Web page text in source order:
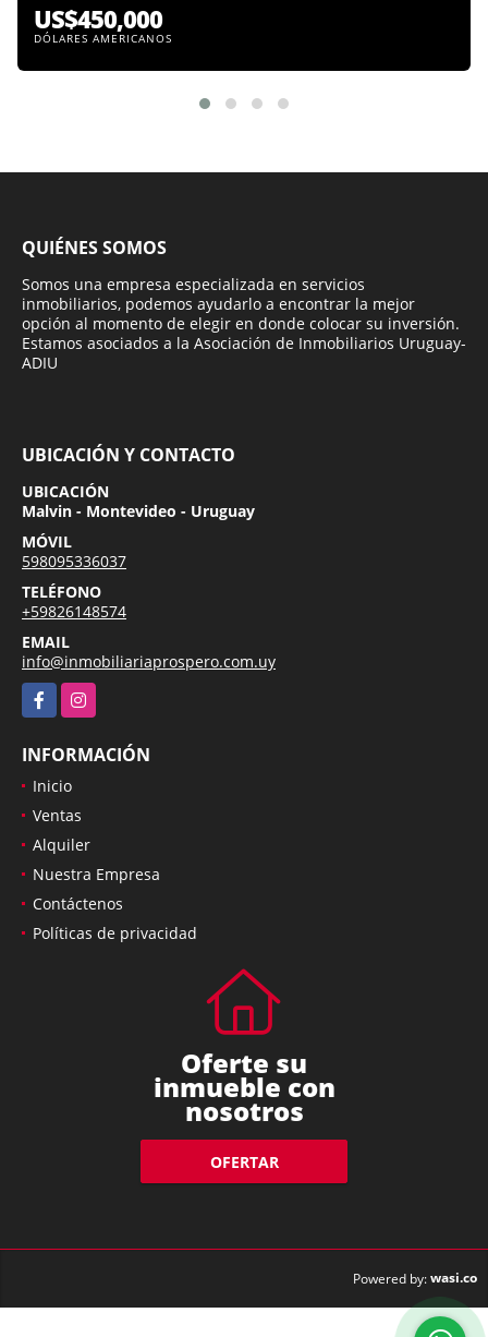
US$450,000
DÓLARES AMERICANOS
QUIÉNES SOMOS
Somos una empresa especializada en servicios
inmobiliarios, podemos ayudarlo a encontrar la mejor
opción al momento de elegir en donde colocar su inversión.
Estamos asociados a la Asociación de Inmobiliarios Uruguay-
ADIU
UBICACIÓN Y CONTACTO
UBICACIÓN
Malvin - Montevideo - Uruguay
MÓVIL
598095336037
TELÉFONO
+59826148574
EMAIL
info@inmobiliariaprospero.com.uy
FacebookInstagram
INFORMACIÓN
Inicio
Ventas
Alquiler
Nuestra Empresa
Contáctenos
Políticas de privacidad
Oferte su
inmueble con
nosotros
OFERTAR
Powered by:wasi.co